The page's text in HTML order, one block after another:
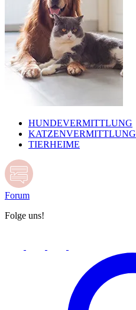
HUNDEVERMITTLUNG
KATZENVERMITTLUNG
TIERHEIME
Forum
Folge uns!